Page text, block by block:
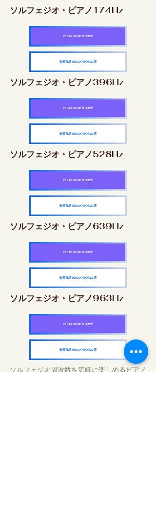
ソルフェジオ・ピアノ174Hz
RELAX WORLD SHOP
楽天市場 RELAX WORLD店
ソルフェジオ・ピアノ396Hz
RELAX WORLD SHOP
楽天市場 RELAX WORLD店
ソルフェジオ・ピアノ528Hz
RELAX WORLD SHOP
楽天市場 RELAX WORLD店
ソルフェジオ・ピアノ639Hz
RELAX WORLD SHOP
楽天市場 RELAX WORLD店
ソルフェジオ・ピアノ963Hz
RELAX WORLD SHOP
楽天市場 RELAX WORLD店
ソルフェジオ周波数を気軽に楽しめるピアノ